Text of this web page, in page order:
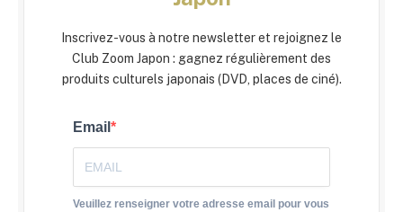
Inscrivez-vous à notre newsletter et rejoignez le
Club Zoom Japon : gagnez régulièrement des
produits culturels japonais (DVD, places de ciné).
Email
Veuillez renseigner votre adresse email pour vous